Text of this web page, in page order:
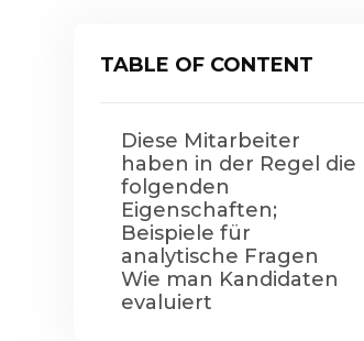
TABLE OF CONTENT
Diese Mitarbeiter
haben in der Regel die
folgenden
Eigenschaften;
Beispiele für
analytische Fragen
Wie man Kandidaten
evaluiert